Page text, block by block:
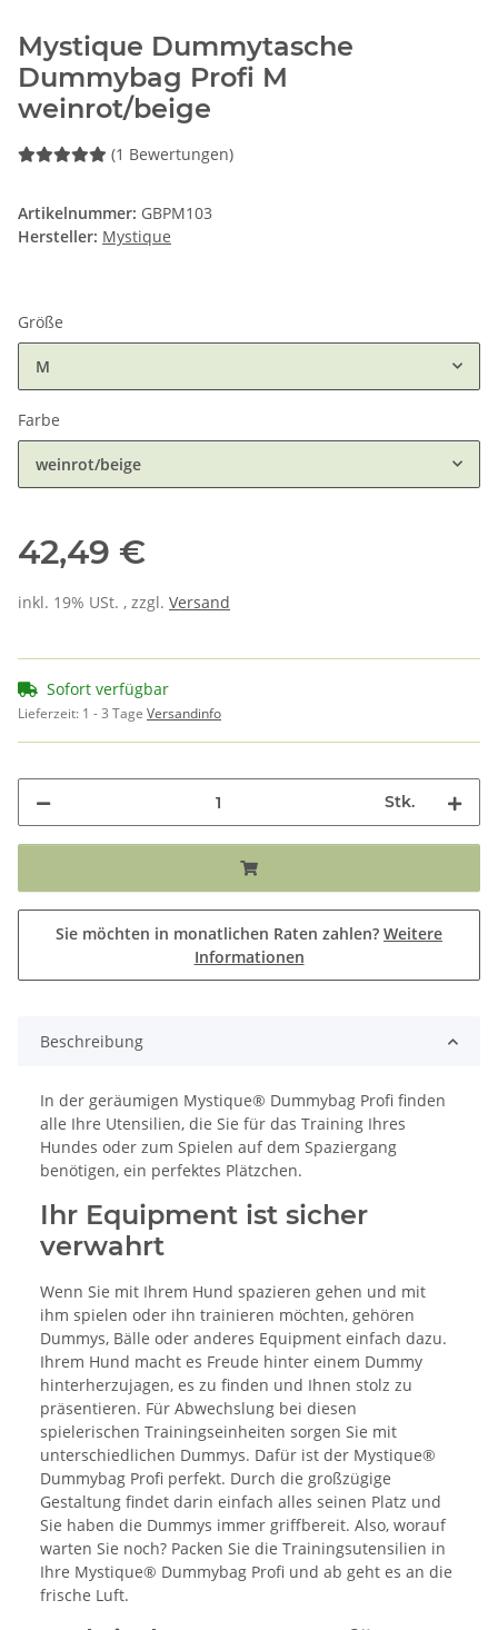
Mystique Dummytasche
Dummybag Profi M
weinrot/beige
(1 Bewertungen)
Artikelnummer: GBPM103
Hersteller: Mystique
Größe
M
Farbe
weinrot/beige
42,49 €
inkl. 19% USt. , zzgl. Versand
Sofort verfügbar
Lieferzeit: 1 - 3 Tage Versandinfo
Stk.
Sie möchten in monatlichen Raten zahlen? Weitere
Informationen
Beschreibung
In der geräumigen Mystique® Dummybag Profi finden
alle Ihre Utensilien, die Sie für das Training Ihres
Hundes oder zum Spielen auf dem Spaziergang
benötigen, ein perfektes Plätzchen.
Ihr Equipment ist sicher
verwahrt
Wenn Sie mit Ihrem Hund spazieren gehen und mit
ihm spielen oder ihn trainieren möchten, gehören
Dummys, Bälle oder anderes Equipment einfach dazu.
Ihrem Hund macht es Freude hinter einem Dummy
hinterherzujagen, es zu finden und Ihnen stolz zu
präsentieren. Für Abwechslung bei diesen
spielerischen Trainingseinheiten sorgen Sie mit
unterschiedlichen Dummys. Dafür ist der Mystique®
Dummybag Profi perfekt. Durch die großzügige
Gestaltung findet darin einfach alles seinen Platz und
Sie haben die Dummys immer griffbereit. Also, worauf
warten Sie noch? Packen Sie die Trainingsutensilien in
Ihre Mystique® Dummybag Profi und ab geht es an die
frische Luft.